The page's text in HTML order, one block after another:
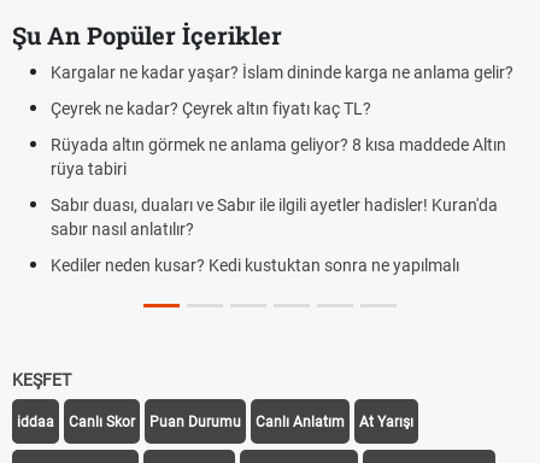
Şu An Popüler İçerikler
Kargalar ne kadar yaşar? İslam dininde karga ne anlama gelir?
Çeyrek ne kadar? Çeyrek altın fiyatı kaç TL?
Rüyada altın görmek ne anlama geliyor? 8 kısa maddede Altın
rüya tabiri
Sabır duası, duaları ve Sabır ile ilgili ayetler hadisler! Kuran'da
sabır nasıl anlatılır?
Kediler neden kusar? Kedi kustuktan sonra ne yapılmalı
KEŞFET
iddaa Canlı Skor Puan Durumu Canlı Anlatım At Yarışı